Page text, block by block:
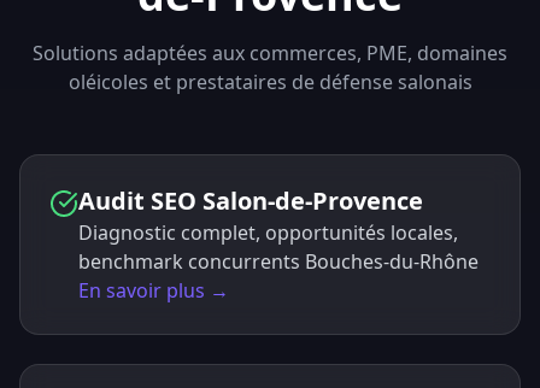
Solutions adaptées aux commerces, PME, domaines
oléicoles et prestataires de défense salonais
Audit SEO Salon-de-Provence
Diagnostic complet, opportunités locales,
benchmark concurrents Bouches-du-Rhône
En savoir plus →